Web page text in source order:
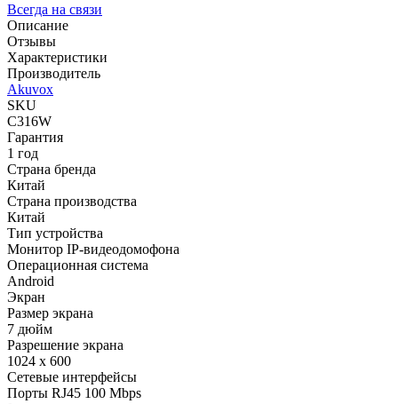
Всегда на связи
Описание
Отзывы
Характеристики
Производитель
Akuvox
SKU
C316W
Гарантия
1 год
Страна бренда
Китай
Страна производства
Китай
Тип устройства
Монитор IP-видеодомофона
Операционная система
Android
Экран
Размер экрана
7 дюйм
Разрешение экрана
1024 x 600
Сетевые интерфейсы
Порты RJ45 100 Mbps